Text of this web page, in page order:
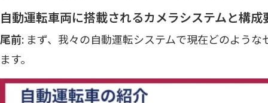
自動運転車両に搭載されるカメラシステムと構成
尾前: まず、我々の自動運転システムで現在どのよう
ます。